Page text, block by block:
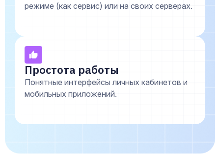
режиме (как сервис) или на своих серверах.
Простота работы
Понятные интерфейсы личных кабинетов и
мобильных приложений.